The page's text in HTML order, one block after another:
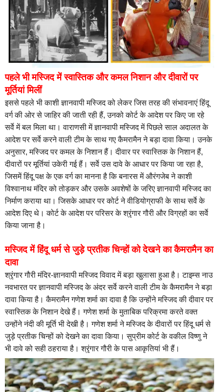
पहले भी मस्जिद में स्वास्तिक और कमल निशान और दीवारों पर
मूर्तियां मिलीं
इससे पहले भी काशी ज्ञानवापी मस्जिद को लेकर जिस तरह की संभावनाएं हिंदू
वर्ग की ओर से जाहिर की जाती रही हैं, उनको कोर्ट के आदेश पर किए जा रहे
सर्वे में बल मिला था। वाराणसी में ज्ञानवापी मस्जिद में पिछले साल अदालत के
आदेश पर सर्वे करने वाली टीम के साथ गए कैमरामैन ने बड़ा दावा किया। उनके
अनुसार, मस्जिद पर कमल के निशान हैं। दीवार पर स्वास्तिक के निशान हैं,
दीवारों पर मूर्तियां उकेरी गई हैं। सर्वे उस दावे के आधार पर किया जा रहा है,
जिसमें हिंदू पक्ष के एक वर्ग का मानना है कि बनारस में औरंगजेब ने काशी
विश्वानाथ मंदिर को तोड़कर और उसके अवशेषों के जरिए ज्ञानवापी मस्जिद का
निर्माण कराया था। जिसके आधार पर कोर्ट ने वीडियोग्राफी के साथ सर्वे के
आदेश दिए थे। कोर्ट के आदेश पर परिसर के श्रृंगार गौरी और विग्रहों का सर्वे
किया जाना है।
मस्जिद में हिंदू धर्म से जुड़े प्रतीक चिन्हों को देखने का कैमरामैन का
दावा
श्रृंगार गौरी मंदिर-ज्ञानवापी मस्जिद विवाद में बड़ा खुलासा हुआ है। टाइम्स नाउ
नवभारत पर ज्ञानवापी मस्जिद के अंदर सर्वे करने वाली टीम के कैमरामैन ने बड़ा
दावा किया है। कैमरामैन गणेश शर्मा का दावा है कि उन्होंने मस्जिद की दीवार पर
स्वास्तिक के निशान देखे हैं। गणेश शर्मा के मुताबिक परिक्रमा करते वक्त
उन्होंने नंदी की मूर्ति भी देखी है। गणेश शर्मा ने मस्जिद के दीवारों पर हिंदू धर्म से
जुड़े प्रतीक चिन्हों को देखने का दावा किया। सुप्रीम कोर्ट के वकील विष्णु ने
भी दावे को सही ठहराया है। श्रृंगार गौरी के पास आकृतियां भी हैं।